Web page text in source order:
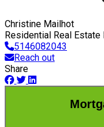
Christine Mailhot
Residential Real Estate
5146082043
Reach out
Share